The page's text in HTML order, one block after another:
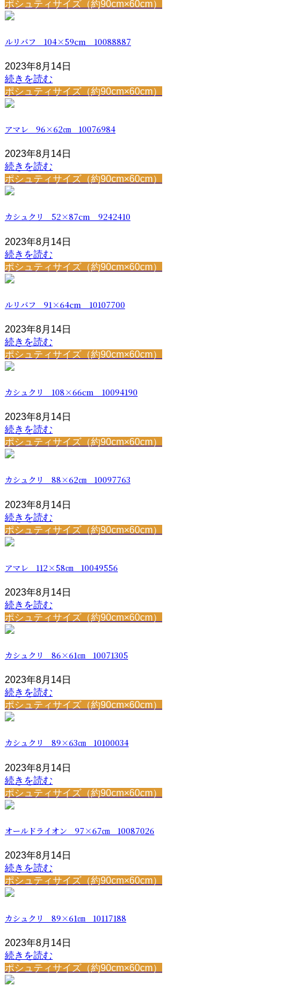
ポシュティサイズ（約90cm×60cm）
ルリバフ 104×59cm 10088887
2023年8月14日
続きを読む
ポシュティサイズ（約90cm×60cm）
アマレ 96×62㎝ 10076984
2023年8月14日
続きを読む
ポシュティサイズ（約90cm×60cm）
カシュクリ 52×87cm 9242410
2023年8月14日
続きを読む
ポシュティサイズ（約90cm×60cm）
ルリバフ 91×64cm 10107700
2023年8月14日
続きを読む
ポシュティサイズ（約90cm×60cm）
カシュクリ 108×66cm 10094190
2023年8月14日
続きを読む
ポシュティサイズ（約90cm×60cm）
カシュクリ 88×62㎝ 10097763
2023年8月14日
続きを読む
ポシュティサイズ（約90cm×60cm）
アマレ 112×58㎝ 10049556
2023年8月14日
続きを読む
ポシュティサイズ（約90cm×60cm）
カシュクリ 86×61㎝ 10071305
2023年8月14日
続きを読む
ポシュティサイズ（約90cm×60cm）
カシュクリ 89×63㎝ 10100034
2023年8月14日
続きを読む
ポシュティサイズ（約90cm×60cm）
オールドライオン 97×67㎝ 10087026
2023年8月14日
続きを読む
ポシュティサイズ（約90cm×60cm）
カシュクリ 89×61㎝ 10117188
2023年8月14日
続きを読む
ポシュティサイズ（約90cm×60cm）